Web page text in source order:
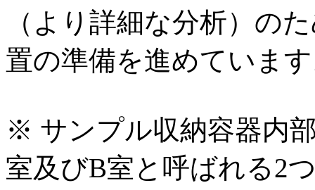
（より詳細な分析）の
置の準備を進めていま
※ サンプル収納容器内
室及びB室と呼ばれる2